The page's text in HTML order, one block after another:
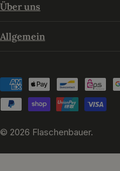
Über uns
Allgemein
Zahlungsmethoden
© 2026 Flaschenbauer.